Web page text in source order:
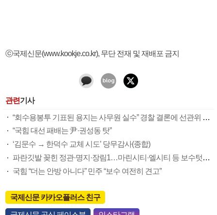
ⓒ국제신문(www.kookje.co.kr), 무단 전재 및 재배포 금지
관련기사
“회수용봉투 기표된 용지는 사무원 실수” 경찰 결론에 선관위 부실 투표관리 도마(종합)
“국힘 대선 패배는 尹·권성동 탓”
‘김문수 → 한덕수 교체 시도’ 당무감사(종합)
파란깃발 꽂힌 정관·명지·장림1…마린시티·엘시티 등 보수텃밭도 미세변화 감지
국힘 “더는 안방 아니다” 민주 “보수 여전히 견고”
국제신문 카카오플러스 친구